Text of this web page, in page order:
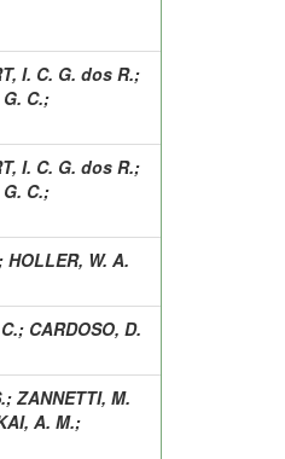
I. C. G. dos R.;
C.;
I. C. G. dos R.;
C.;
; HOLLER, W. A.
; CARDOSO, D.
; ZANNETTI, M.
A. M.;